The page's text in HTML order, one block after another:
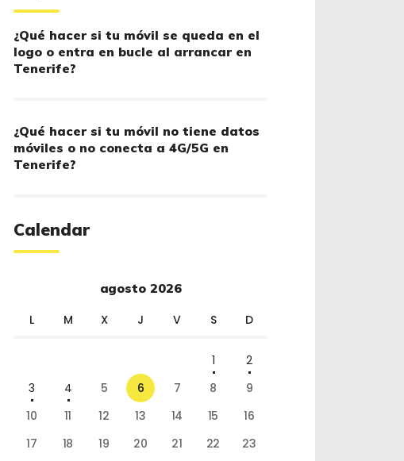
¿Qué hacer si tu móvil se queda en el
logo o entra en bucle al arrancar en
Tenerife?
¿Qué hacer si tu móvil no tiene datos
móviles o no conecta a 4G/5G en
Tenerife?
Calendar
agosto 2026
L M X J V S D
1
2
3
4 5 6 7 8
9
10
11 12 13 14 15
16
17
18 19 20 21 22
23